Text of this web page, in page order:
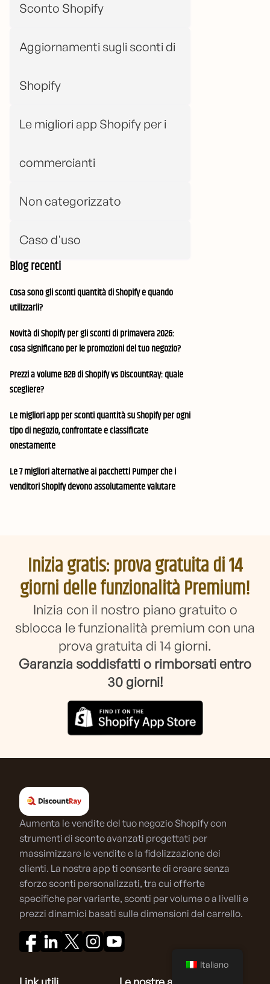
Sconto Shopify
Aggiornamenti sugli sconti di
Shopify
Le migliori app Shopify per i
commercianti
Non categorizzato
Caso d'uso
Blog recenti
Cosa sono gli sconti quantità di Shopify e quando
utilizzarli?
Novità di Shopify per gli sconti di primavera 2026:
cosa significano per le promozioni del tuo negozio?
Prezzi a volume B2B di Shopify vs DiscountRay: quale
scegliere?
Le migliori app per sconti quantità su Shopify per ogni
tipo di negozio, confrontate e classificate
onestamente
Le 7 migliori alternative ai pacchetti Pumper che i
venditori Shopify devono assolutamente valutare
Inizia gratis: prova gratuita di 14
giorni delle funzionalità Premium!
Inizia con il nostro piano gratuito o
sblocca le funzionalità premium con una
prova gratuita di 14 giorni.
Garanzia soddisfatti o rimborsati entro
30 giorni!
Aumenta le vendite del tuo negozio Shopify con
strumenti di sconto avanzati progettati per
massimizzare le vendite e la fidelizzazione dei
clienti. La nostra app ti consente di creare senza
sforzo sconti personalizzati, tra cui offerte
specifiche per variante, sconti per volume o a livelli e
prezzi dinamici basati sulle dimensioni del carrello.
Italiano